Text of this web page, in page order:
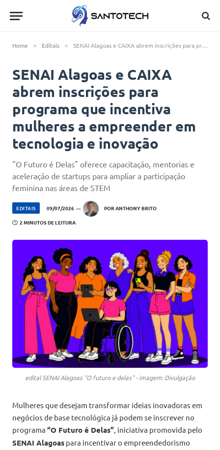
Home » Editais » SENAI Alagoas e CAIXA abrem inscrições para programa que incentiva mulheres a empreender em tecnologia e inovação
SENAI Alagoas e CAIXA
abrem inscrições para
programa que incentiva
mulheres a empreender em
tecnologia e inovação
"O Futuro é Delas" oferece capacitação, mentorias e
aceleração de startups para ampliar a participação
feminina nas áreas de STEM
EDITAIS 09/07/2026 POR ANTHONY BRITO
2 MINUTOS DE LEITURA
edital SENAI Alagoas "O futuro e delas" - imagem: Divulgação
Mulheres que desejam transformar ideias inovadoras em
negócios de base tecnológica já podem se inscrever no
programa “O Futuro é Delas”, iniciativa promovida pelo
SENAI Alagoas para incentivar o empreendedorismo